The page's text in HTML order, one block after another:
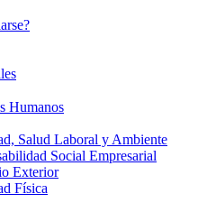
Humanos
Salud Laboral y Ambiente
Social Empresarial
Exterior
Física